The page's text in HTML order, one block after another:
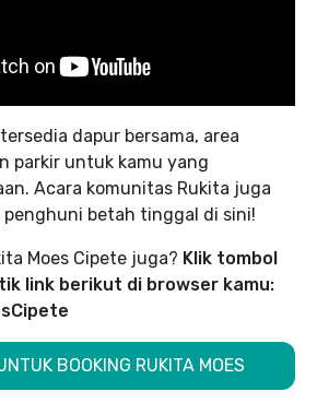
dapur bersama, area
parkir untuk kamu yang
Acara komunitas Rukita juga
penghuni betah tinggal di sini!
Moes Cipete juga? Klik tombol
link berikut di browser kamu:
BOOKING RUKITA MOES